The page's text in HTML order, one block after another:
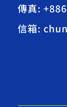
傳真:
信箱: